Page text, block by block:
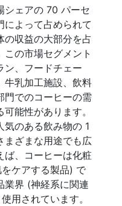
シェアの 70 パーセ
によって占められて
の収益の大部分を占
の市場セグメント
ン、フードチェー
牛乳加工施設、飲料
門でのコーヒーの需
能性があります。
気のある飲み物の 1
まざまな用途でも広
ば、コーヒーは化粧
ケアする製品) で
業界 (神経系に関連
用されています。